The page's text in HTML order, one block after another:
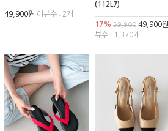
49,900원 리뷰수 : 2개
(112L7)
17% 59,90049,900원
뷰수 : 1,370개